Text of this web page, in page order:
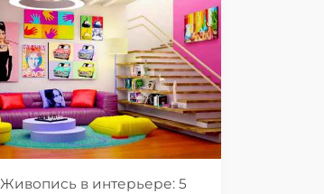
Живопись в интерьере: 5